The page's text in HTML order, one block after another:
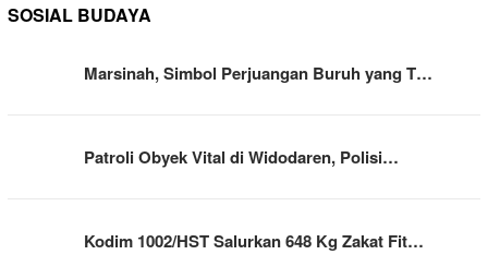
SOSIAL BUDAYA
Marsinah, Simbol Perjuangan Buruh yang T…
Patroli Obyek Vital di Widodaren, Polisi…
Kodim 1002/HST Salurkan 648 Kg Zakat Fit…